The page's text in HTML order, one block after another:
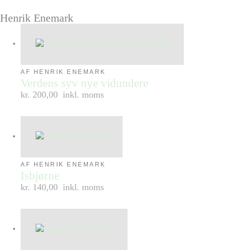
Henrik Enemark
AF HENRIK ENEMARK
Verdens syv nye vidundere
kr. 200,00 inkl. moms
AF HENRIK ENEMARK
Isbjørne
kr. 140,00 inkl. moms